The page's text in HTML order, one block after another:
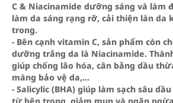
C & Niacinamide dưỡng sáng và làm
làm da sáng rạng rỡ, cải thiện làn da
trong.
- Bên cạnh vitamin C, sản phẩm còn
dưỡng trắng da là Niacinamide.
giúp chống lão hóa, cân bằng dầu
màng bảo vệ da,...
- Salicylic (BHA) giúp làm sạch sâu